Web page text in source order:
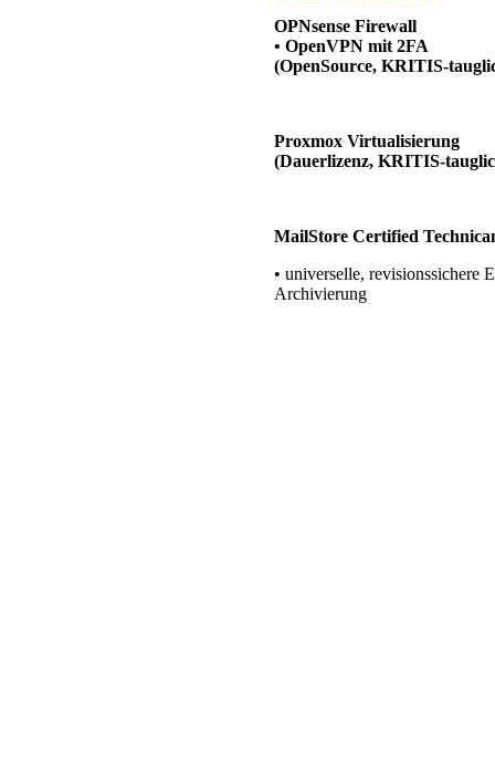
OPNsense Firewall
• OpenVPN mit 2FA
(OpenSource, KRITIS-
Proxmox Virtualisierung
(Dauerlizenz, KRITIS-
MailStore Certified
• universelle, revisionssichere
Archivierung